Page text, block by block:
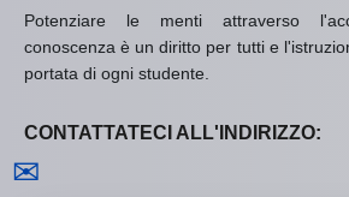
Potenziare le menti attraverso
conoscenza è un diritto per tutti e
portata di ogni studente.
CONTATTATECI ALL'INDIRIZZO:
✉